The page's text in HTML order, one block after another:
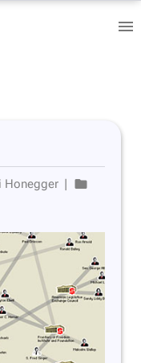
Honegger |